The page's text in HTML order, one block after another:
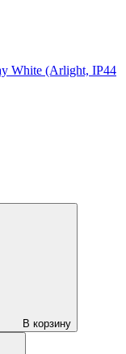
White (Arlight, IP44
В корзину